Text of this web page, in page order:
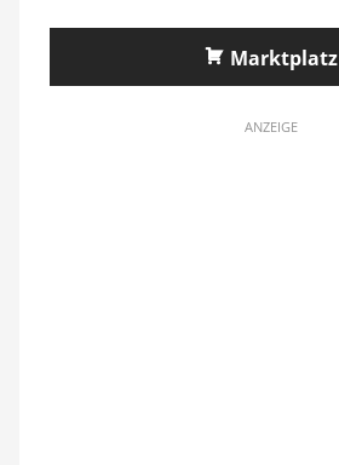
Marktplatz
ANZEIGE